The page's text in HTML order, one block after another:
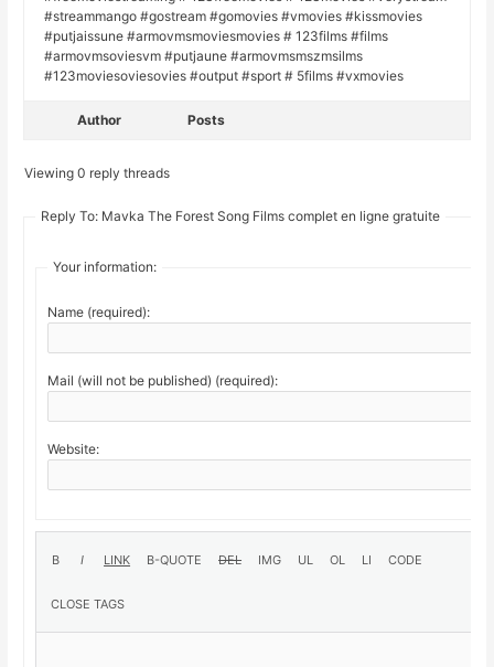
#streammango #gostream #gomovies #vmovies #kissmovies
#putjaissune #armovmsmoviesmovies # 123films #films
#armovmsoviesvm #putjaune #armovmsmszmsilms
#123moviesoviesovies #output #sport # 5films #vxmovies
Author Posts
Viewing 0 reply threads
Reply To: Mavka The Forest Song Films complet en ligne gratuite
Your information:
Name (required):
Mail (will not be published) (required):
Website: